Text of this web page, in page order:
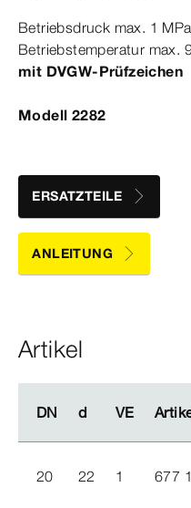
Betriebsdruck max. 1 MPa
Betriebstemperatur max.
mit DVGW-​Prüfzeichen
Modell 2282
ERSATZTEILE
ANLEITUNG
Artikel
DN d VE
DN d VE
20 22 1 677